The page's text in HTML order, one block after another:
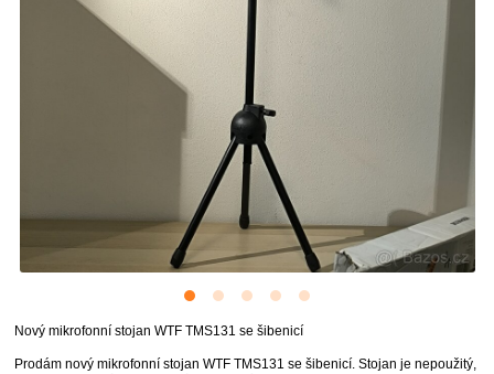
Nový mikrofonní stojan WTF TMS131 se šibenicí
Prodám nový mikrofonní stojan WTF TMS131 se šibenicí. Stojan je nepoužitý,